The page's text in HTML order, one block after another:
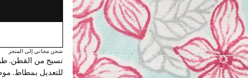
شحن مجاني إلى المتجر
نسيج من القطن.
للتعديل بمطاط.